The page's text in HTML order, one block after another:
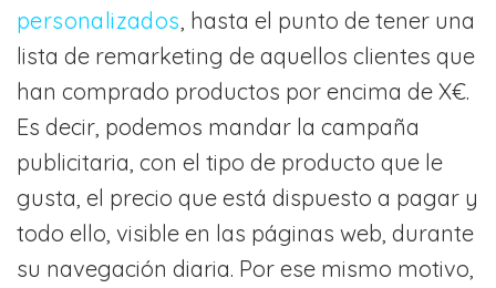
personalizados , hasta el punto de tener una
lista de remarketing de aquellos clientes que
han comprado productos por encima de X€.
Es decir, podemos mandar la campaña
publicitaria, con el tipo de producto que le
gusta, el precio que está dispuesto a pagar y
todo ello, visible en las páginas web, durante
su navegación diaria. Por ese mismo motivo,